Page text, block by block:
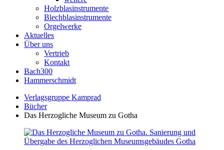
Holzblasinstrumente
Blechblasinstrumente
Orgelwerke
Aktuelles
Über uns
Vertrieb
Kontakt
Bach300
Hammerschmidt
Verlagsgruppe Kamprad
Bücher
Das Herzogliche Museum zu Gotha